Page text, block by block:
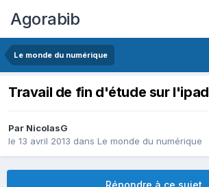
Agorabib
Le monde du numérique
Travail de fin d'étude sur l'ipad
Par NicolasG
le 13 avril 2013 dans Le monde du numérique